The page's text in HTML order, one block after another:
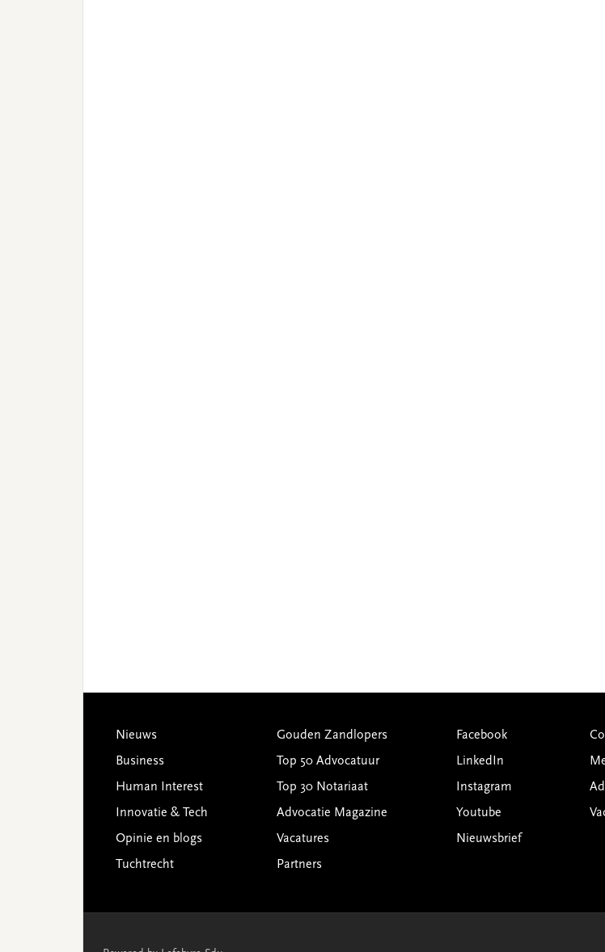
Footer
Nieuws
Business
Human Interest
Innovatie & Tech
Opinie en blogs
Tuchtrecht
Gouden Zandlopers
Top 50 Advocatuur
Top 30 Notariaat
Advocatie Magazine
Vacatures
Partners
Facebook
LinkedIn
Instagram
Youtube
Nieuwsbrief